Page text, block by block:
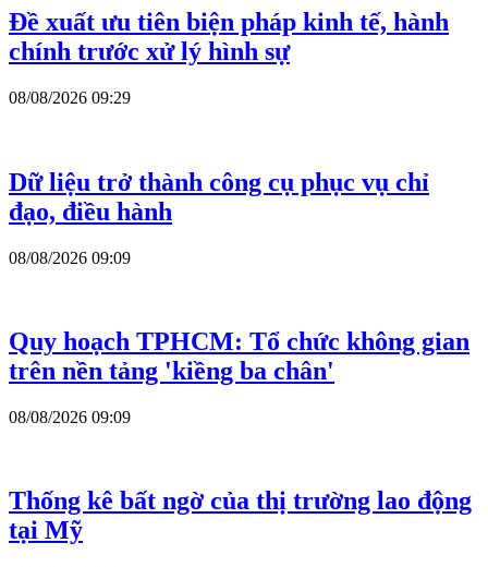
Đề xuất ưu tiên biện pháp kinh tế, hành
chính trước xử lý hình sự
08/08/2026 09:29
Dữ liệu trở thành công cụ phục vụ chỉ
đạo, điều hành
08/08/2026 09:09
Quy hoạch TPHCM: Tổ chức không gian
trên nền tảng 'kiềng ba chân'
08/08/2026 09:09
Thống kê bất ngờ của thị trường lao động
tại Mỹ